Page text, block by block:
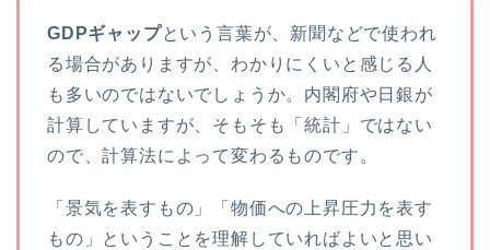
GDPギャップという言葉が、新聞などで使われ
る場合がありますが、わかりにくいと感じる人
も多いのではないでしょうか。内閣府や日銀が
計算していますが、そもそも「統計」ではない
ので、計算法によって変わるものです。
「景気を表すもの」「物価への上昇圧力を表す
もの」ということを理解していればよいと思い